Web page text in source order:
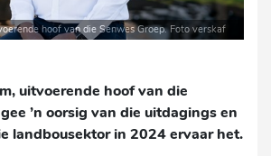
hoof van die Senwes Groep. Foto verskaf
uitvoerende hoof van die
’n oorsig van die uitdagings en
landbousektor in 2024 ervaar het.